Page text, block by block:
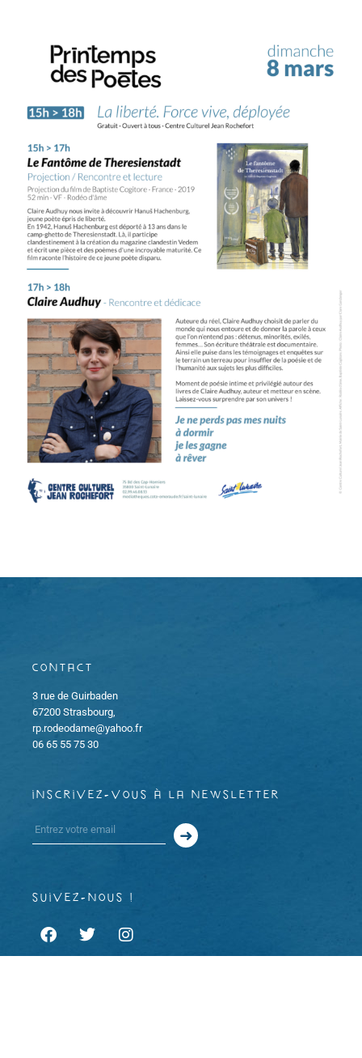
Contact
3 rue de Guirbaden
67200 Strasbourg,
rp.rodeodame@yahoo.fr
06 65 55 75 30
inscrivez-vous à la newsletter
suivez-nous !